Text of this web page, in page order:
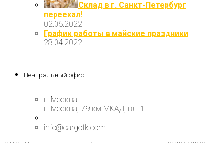
Склад в г. Санкт-Петербург
переехал!
02.06.2022
График работы в майские праздники
28.04.2022
Центральный офис
г. Москва
г. Москва, 79 км МКАД, вл. 1
info@cargotk.com